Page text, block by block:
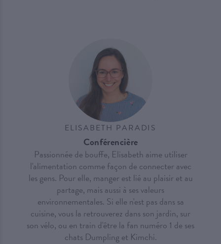
ELISABETH PARADIS
Conférencière
Passionnée de bouffe, Elisabeth aime utiliser
l'alimentation comme façon de connecter avec
les gens. Pour elle, manger est lié au plaisir et au
partage, mais aussi à ses valeurs
environnementales. Si elle n'est pas dans sa
cuisine, vous la retrouverez dans son jardin, sur
son vélo, ou en train d'être la fan numéro 1 de ses
chats Dumpling et Kimchi.